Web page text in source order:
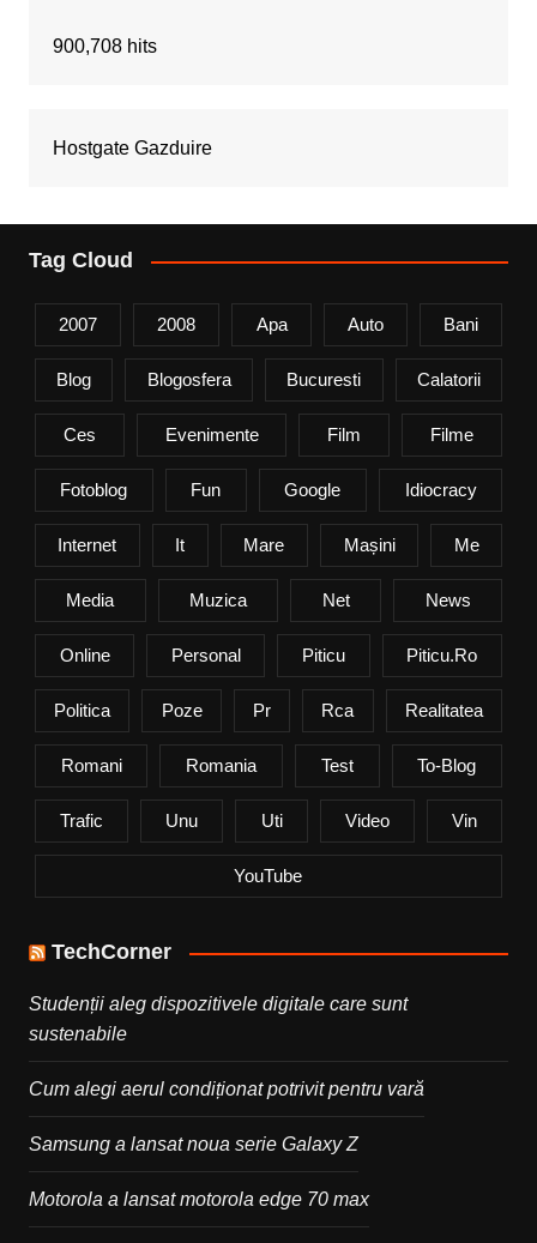
900,708 hits
Hostgate Gazduire
Tag Cloud
2007 2008 Apa Auto Bani
Blog Blogosfera Bucuresti Calatorii
Ces Evenimente Film Filme
Fotoblog Fun Google Idiocracy
Internet It Mare Mașini Me
Media Muzica Net News
Online Personal Piticu Piticu.ro
Politica Poze Pr Rca Realitatea
Romani Romania Test To-Blog
Trafic Unu Uti Video Vin
YouTube
TechCorner
Studenții aleg dispozitivele digitale care sunt
sustenabile
Cum alegi aerul condiționat potrivit pentru vară
Samsung a lansat noua serie Galaxy Z
Motorola a lansat motorola edge 70 max